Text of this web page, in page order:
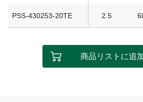
PSS-430253-20TE 2.5
商品リストに追